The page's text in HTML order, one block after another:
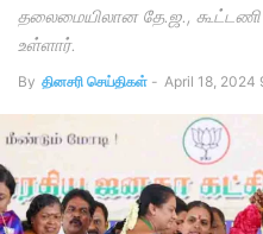
தலைமையிலான தே.ஜ., கூட்டணி
உள்ளார்.
By தினசரி செய்திகள் - April 18, 2024